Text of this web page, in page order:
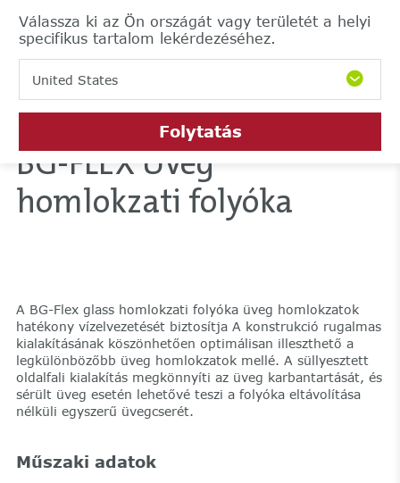
Válassza ki az Ön országát vagy területét a helyi
specifikus tartalom lekérdezéséhez.
United States
Folytatás
BG-FLEX Üveg
homlokzati folyóka
A BG-Flex glass homlokzati folyóka üveg homlokzatok
hatékony vízelvezetését biztosítja A konstrukció rugalmas
kialakításának köszönhetően optimálisan illeszthető a
legkülönbözőbb üveg homlokzatok mellé. A süllyesztett
oldalfali kialakítás megkönnyíti az üveg karbantartását, és
sérült üveg esetén lehetővé teszi a folyóka eltávolítása
nélküli egyszerű üvegcserét.
Műszaki adatok